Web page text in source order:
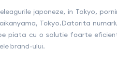
japoneze, in Tokyo,
Tokyo.Datorita
cu o solutie foarte
brand-ului.